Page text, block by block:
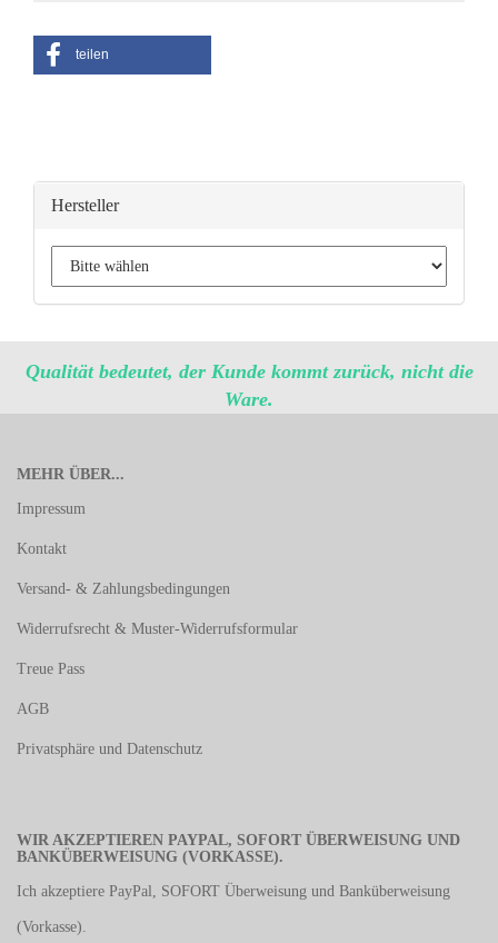
teilen
Hersteller
Qualität bedeutet, der Kunde kommt zurück, nicht die
Ware.
MEHR ÜBER...
Impressum
Kontakt
Versand- & Zahlungsbedingungen
Widerrufsrecht & Muster-Widerrufsformular
Treue Pass
AGB
Privatsphäre und Datenschutz
WIR AKZEPTIEREN PAYPAL, SOFORT ÜBERWEISUNG UND
BANKÜBERWEISUNG (VORKASSE).
Ich akzeptiere PayPal, SOFORT Überweisung und Banküberweisung
(Vorkasse).